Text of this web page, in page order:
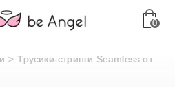
0
> Трусики-стринги Seamless от